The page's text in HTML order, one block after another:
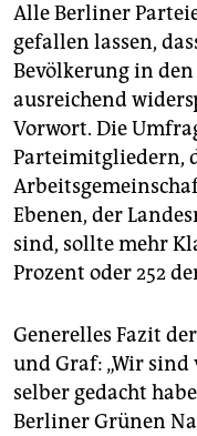
Alle Berliner
gefallen lassen,
Bevölkerung in
ausreichend
Vorwort. Die
Parteimitgliedern,
Ebenen, der
sind, sollte mehr
Prozent oder 252
Generelles Fazit
und Graf: „Wir
selber gedacht
Berliner Grünen